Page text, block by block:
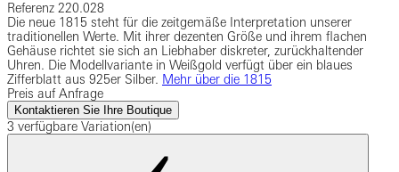
Referenz 220.028
Die neue 1815 steht für die zeitgemäße Interpretation unserer
traditionellen Werte. Mit ihrer dezenten Größe und ihrem flachen
Gehäuse richtet sie sich an Liebhaber diskreter, zurückhaltender
Uhren. Die Modellvariante in Weißgold verfügt über ein blaues
Zifferblatt aus 925er Silber. Mehr über die 1815
Preis auf Anfrage
Kontaktieren Sie Ihre Boutique
3 verfügbare Variation(en)